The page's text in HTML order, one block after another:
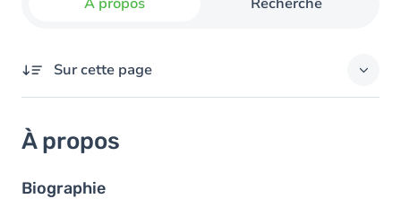
Sur cette page
Domaines d'expertises
Responsabilités externes
À propos
Biographie